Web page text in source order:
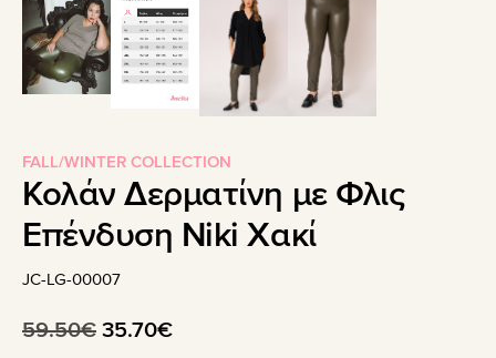
FALL/WINTER COLLECTION
Κολάν Δερματίνη με Φλις
Επένδυση Niki Χακί
JC-LG-00007
59.50€ Original
35.70€Η